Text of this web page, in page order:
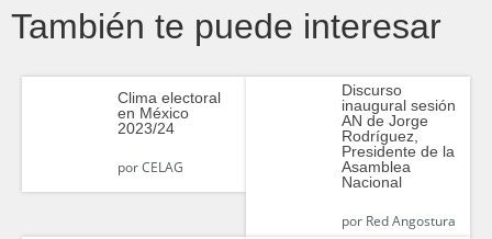
También te puede interesar
Clima electoral
en México
2023/24
porCELAG
Discurso
inaugural sesión
AN de Jorge
Rodríguez,
Presidente de la
Asamblea
Nacional
porRed Angostura